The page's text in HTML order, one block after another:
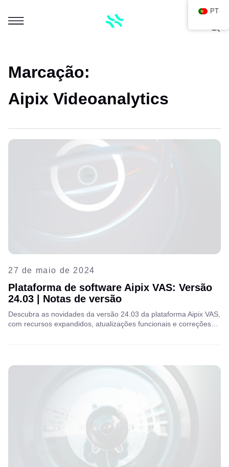
Marcação:
Aipix Videoanalytics
27 de maio de 2024
Plataforma de software Aipix VAS: Versão
24.03 | Notas de versão
Descubra as novidades da versão 24.03 da plataforma Aipix VAS,
com recursos expandidos, atualizações funcionais e correções
PT